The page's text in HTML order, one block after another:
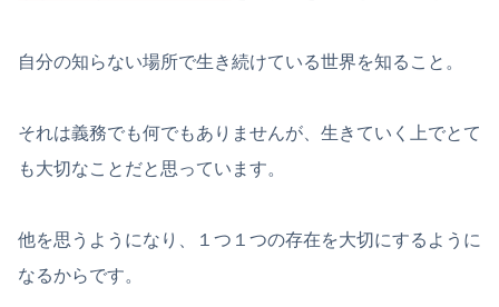
自分の知らない場所で生き続けている世界を知ること。
それは義務でも何でもありませんが、生きていく上でとて
も大切なことだと思っています。
他を思うようになり、１つ１つの存在を大切にするように
なるからです。